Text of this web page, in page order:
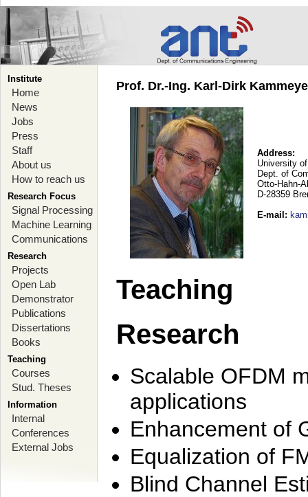
Institute
Home
News
Jobs
Press
Staff
About us
How to reach us
Research Focus
Signal Processing
Machine Learning
Communications
Research
Projects
Open Lab
Demonstrator
Publications
Dissertations
Books
Teaching
Courses
Stud. Theses
Information
Internal
Conferences
External Jobs
Prof. Dr.-Ing. Karl-Dirk
Address:
University
Dept. of
Otto-Hahn-
D-28359
E-mail :
Teaching
Research
Scalable OFDM
applications
Enhancement of
Equalization of
Blind Channel